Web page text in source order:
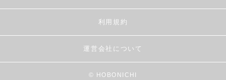
利用規約
運営会社について
© HOBONICHI